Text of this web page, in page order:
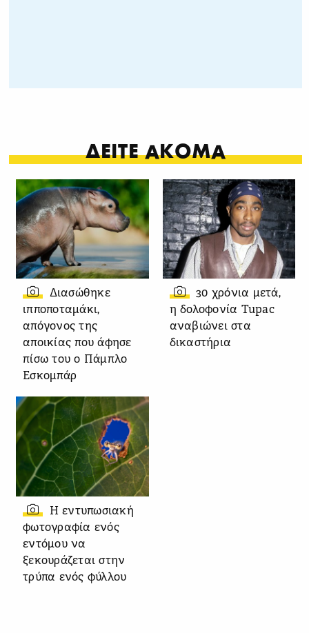
ΔΕΙΤΕ ΑΚΟΜΑ
Διασώθηκε
ιπποποταμάκι,
απόγονος της
αποικίας που άφησε
πίσω του ο Πάμπλο
Εσκομπάρ
30 χρόνια μετά,
η δολοφονία Tupac
αναβιώνει στα
δικαστήρια
Η εντυπωσιακή
φωτογραφία ενός
εντόμου να
ξεκουράζεται στην
τρύπα ενός φύλλου